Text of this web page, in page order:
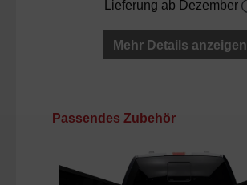
Lieferung ab Dezember
Mehr Details anzeigen
Produktgalerie überspringen
Passendes Zubehör